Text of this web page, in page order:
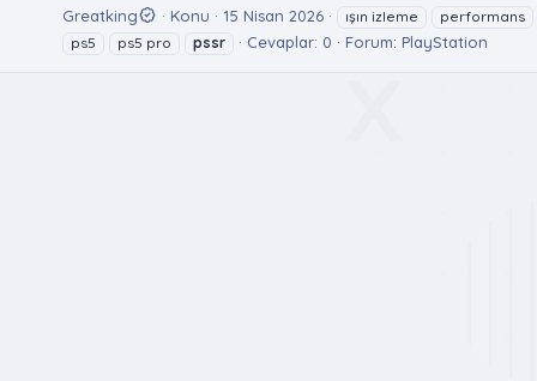
Greatking Konu 15 Nisan 2026 ışın izleme
performans
ps5
ps5 pro pssr Cevaplar: 0 Forum: PlayStation